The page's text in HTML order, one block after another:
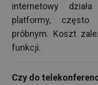
internetowy
platformy, często
próbnym. Koszt
funkcji.
Czy do